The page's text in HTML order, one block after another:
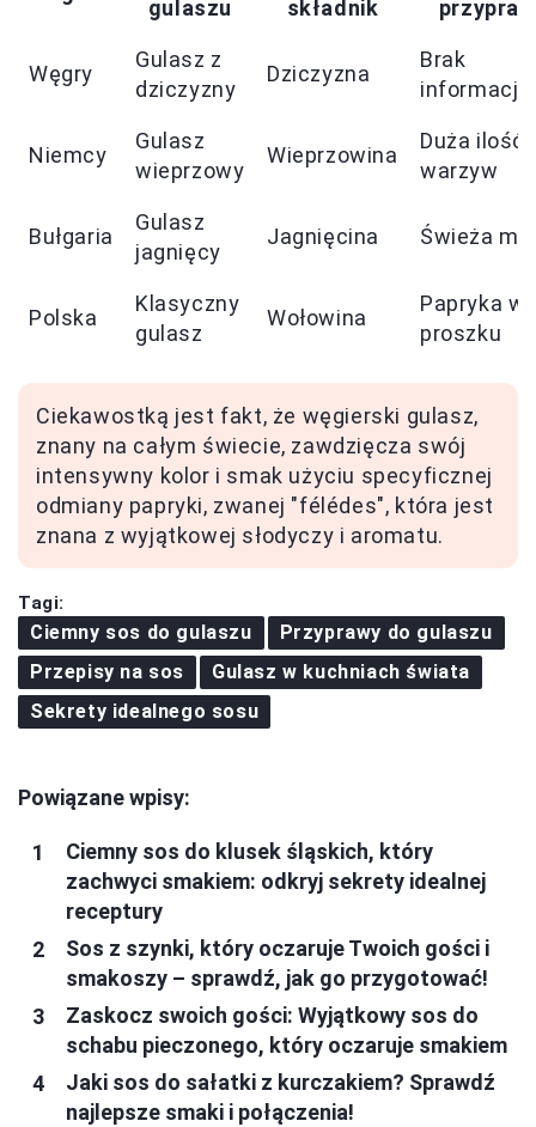
gulaszu składnik
Węgry
Gulasz z
dziczyzny
Dziczyzna
Brak
informacji
Niemcy
Gulasz
wieprzowy
Wieprzowina
Duża ilość
warzyw
Bułgaria
Gulasz
jagnięcy
Jagnięcina Świeża
Polska
Klasyczny
gulasz
Wołowina
Papryka w
proszku
Ciekawostką jest fakt, że węgierski gulasz,
znany na całym świecie, zawdzięcza swój
intensywny kolor i smak użyciu specyficznej
odmiany papryki, zwanej "félédes", która jest
znana z wyjątkowej słodyczy i aromatu.
Tagi:
Ciemny sos do gulaszu
Przyprawy do gulaszu
Przepisy na sos
Gulasz w kuchniach świata
Sekrety idealnego sosu
Powiązane wpisy:
Ciemny sos do klusek śląskich, który
zachwyci smakiem: odkryj sekrety idealnej
receptury
Sos z szynki, który oczaruje Twoich gości i
smakoszy – sprawdź, jak go przygotować!
Zaskocz swoich gości: Wyjątkowy sos do
schabu pieczonego, który oczaruje smakiem
Jaki sos do sałatki z kurczakiem? Sprawdź
najlepsze smaki i połączenia!